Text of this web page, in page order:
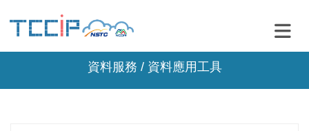
資料服務 / 資料應用工具